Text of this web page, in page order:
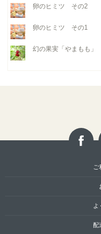
卵のヒミツ その2
卵のヒミツ その1
幻の果実「やまもも」
ご
よ
配